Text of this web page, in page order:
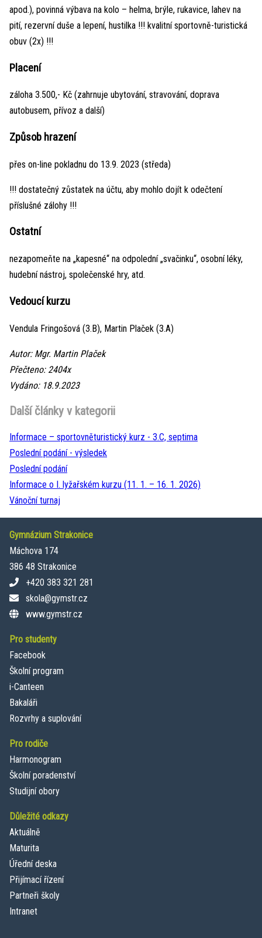
apod.), povinná výbava na kolo – helma, brýle, rukavice, lahev na
pití, rezervní duše a lepení, hustilka !!! kvalitní sportovně-turistická
obuv (2x) !!!
Placení
záloha 3.500,- Kč (zahrnuje ubytování, stravování, doprava
autobusem, přívoz a další)
Způsob hrazení
přes on-line pokladnu do 13.9. 2023 (středa)
!!! dostatečný zůstatek na účtu, aby mohlo dojít k odečtení
příslušné zálohy !!!
Ostatní
nezapomeňte na „kapesné“ na odpolední „svačinku“, osobní léky,
hudební nástroj, společenské hry, atd.
Vedoucí kurzu
Vendula Fringošová (3.B), Martin Plaček (3.A)
Autor: Mgr. Martin Plaček
Přečteno: 2404x
Vydáno: 18.9.2023
Další články v kategorii
Informace – sportovněturistický kurz - 3.C, septima
Poslední podání - výsledek
Poslední podání
Informace o I. lyžařském kurzu (11. 1. – 16. 1. 2026)
Vánoční turnaj
Gymnázium Strakonice
Máchova 174
386 48 Strakonice
+420 383 321 281
skola@gymstr.cz
www.gymstr.cz
Pro studenty
Facebook
Školní program
i-Canteen
Bakaláři
Rozvrhy a suplování
Pro rodiče
Harmonogram
Školní poradenství
Studijní obory
Důležité odkazy
Aktuálně
Maturita
Úřední deska
Přijímací řízení
Partneři školy
Intranet